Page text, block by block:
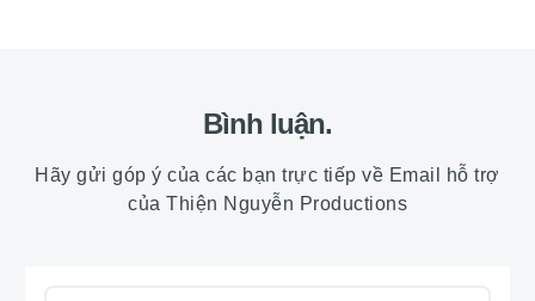
Bình luận.
Hãy gửi góp ý của các bạn trực tiếp về Email hỗ trợ
của Thiện Nguyễn Productions